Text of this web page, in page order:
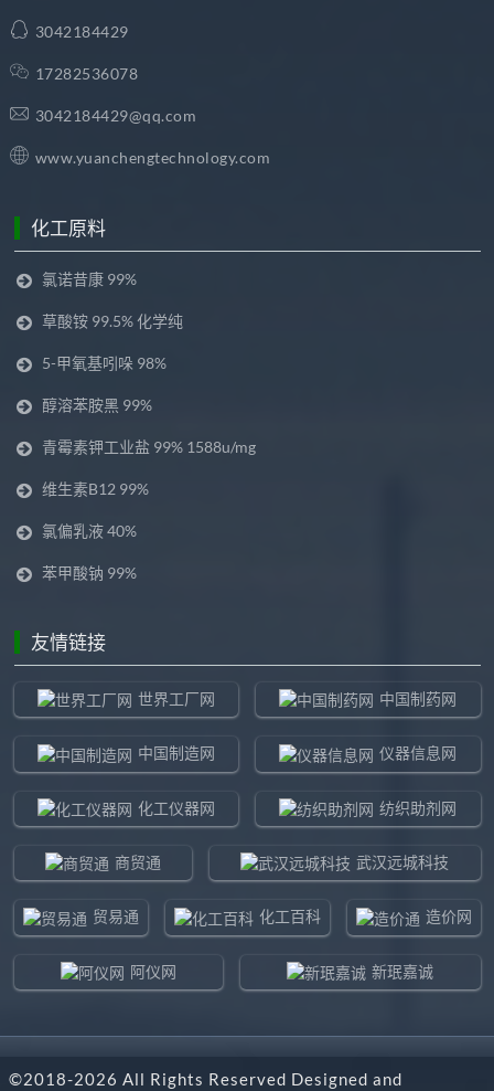
3042184429
17282536078
3042184429@qq.com
www.yuanchengtechnology.com
化工原料
氯诺昔康 99%
草酸铵 99.5% 化学纯
5-甲氧基吲哚 98%
醇溶苯胺黑 99%
青霉素钾工业盐 99% 1588u/mg
维生素B12 99%
氯偏乳液 40%
苯甲酸钠 99%
友情链接
世界工厂网 中国制药网
中国制造网 仪器信息网
化工仪器网 纺织助剂网
商贸通 武汉远城科技
贸易通 化工百科 造价网
阿仪网 新珉嘉诚
东北制造网 药智通
©2018-2026 All Rights Reserved Designed and